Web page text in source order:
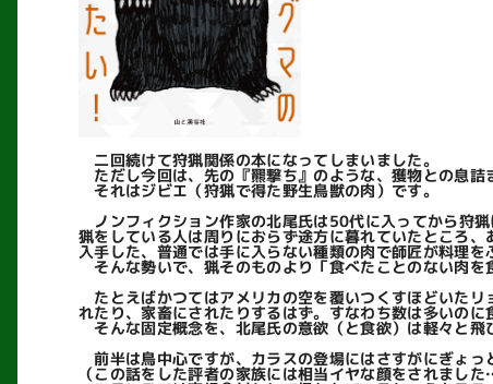
二回続けて狩猟関係の本になってしまいました。
ただし今回は、先の『羆撃ち』のような、獲物との息詰
それはジビエ（狩猟で得た野生鳥獣の肉）です。
ノンフィクション作家の北尾氏は50代に入ってから狩
猟をしている人は周りにおらず途方に暮れていたところ
入手した、普通では手に入らない種類の肉で師匠が料理
そんな勢いで、猟そのものより「食べたことのない肉を
たとえばかつてはアメリカの空を覆いつくすほどいた
れたり、家畜にされたりするはず。すなわち数は多いの
そんな固定概念を、北尾氏の意欲（と食欲）は軽々と飛
前半は鳥中心ですが、カラスの登場にはさすがにぎょっ
（この話をした評者の家族には相当イヤな顔をされました